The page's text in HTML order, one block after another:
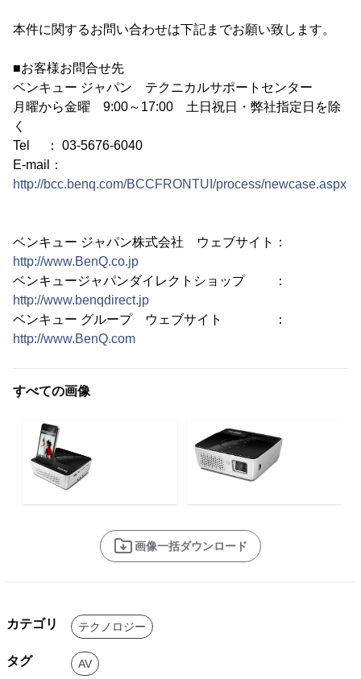
本件に関するお問い合わせは下記までお願い致します。
■お客様お問合せ先
ベンキュー ジャパン テクニカルサポートセンター
月曜から金曜 9:00～17:00 土日祝日・弊社指定日を除
く
Tel ： 03-5676-6040
E-mail：
http://bcc.benq.com/BCCFRONTUI/process/newcase.aspx
ベンキュー ジャパン株式会社 ウェブサイト：
http://www.BenQ.co.jp
ベンキュージャパンダイレクトショップ ：
http://www.benqdirect.jp
ベンキュー グループ ウェブサイト ：
http://www.BenQ.com
すべての画像
画像一括ダウンロード
カテゴリ テクノロジー
タグ AV